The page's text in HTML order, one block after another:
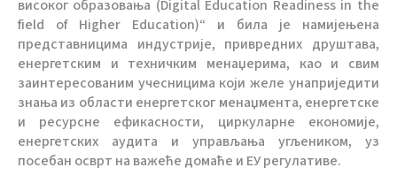
високог образовања (Digital Education Readiness in the
field of Higher Education)“ и била је намијењена
представницима индустрије, привредних друштава,
енергетским и техничким менаџерима, као и свим
заинтересованим учесницима који желе унаприједити
знања из области енергетског менаџмента, енергетске
и ресурсне ефикасности, циркуларне економије,
енергетских аудита и управљања угљеником, уз
посебан осврт на важеће домаће и ЕУ регулативе.